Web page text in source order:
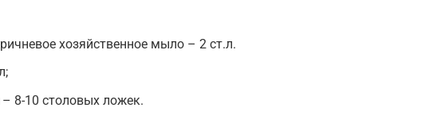
хозяйственное мыло – 2 ст.л.
– 8-10 столовых ложек.